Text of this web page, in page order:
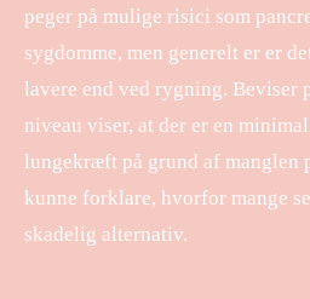
peger på mulige risici som
sygdomme, men generelt er er
lavere end ved rygning. Beviser
niveau viser, at der er en
lungekræft på grund af manglen
kunne forklare, hvorfor mange
skadelig alternativ.